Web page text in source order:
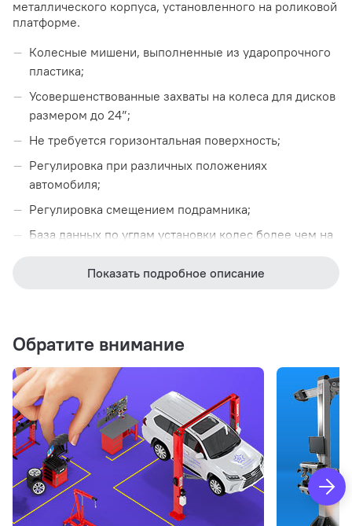
металлического корпуса, установленного на роликовой
платформе.
Колесные мишени, выполненные из ударопрочного
пластика;
Усовершенствованные захваты на колеса для дисков
размером до 24”;
Не требуется горизонтальная поверхность;
Регулировка при различных положениях
автомобиля;
Регулировка смещением подрамника;
База данных по углам установки колес более чем на
Полный пакет спецификаций заводов изготовителей
Audi, Volkswagen и др.);
спецификации на автомобили, выпущенные за
последние 45 лет;
База данных по клиентам;
Стенды прошли сертификацию ТР ТС.
Характеристики
Показать подробное описание
Обратите внимание